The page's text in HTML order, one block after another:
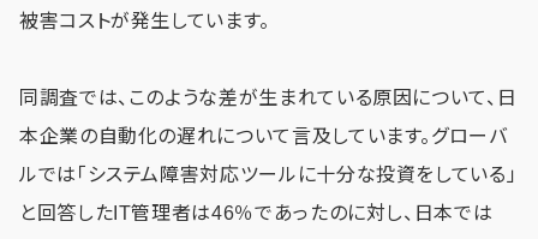
被害コストが発生しています。
同調査では、このような差が生まれている原因について、日
本企業の自動化の遅れについて言及しています。グローバ
ルでは「システム障害対応ツールに十分な投資をしている」
と回答したIT管理者は46％であったのに対し、日本では